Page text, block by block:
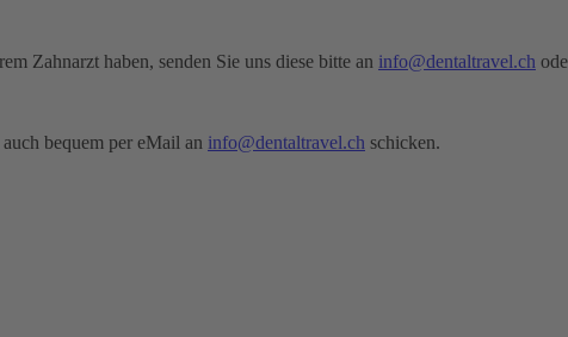
Zahnarzt haben, senden Sie uns diese bitte an info@dentaltravel.ch
bequem per eMail an info@dentaltravel.ch schicken.